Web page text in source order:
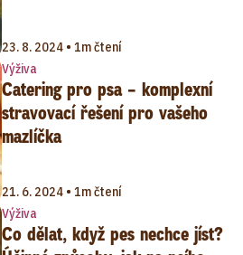
23. 8. 2024 • 1m čtení
Výživa
Catering pro psa – komplexní
stravovací řešení pro vašeho
mazlíčka
21. 6. 2024 • 1m čtení
Výživa
Co dělat, když pes nechce jíst?